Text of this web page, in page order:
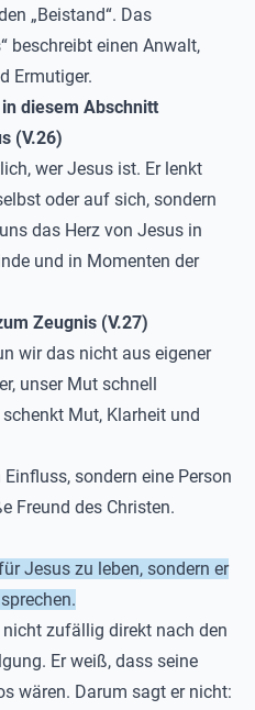
„Beistand“. Das
beschreibt einen Anwalt,
Ermutiger.
diesem Abschnitt
(V.26)
wer Jesus ist. Er lenkt
oder auf sich, sondern
das Herz von Jesus in
und in Momenten der
Zeugnis (V.27)
wir das nicht aus eigener
unser Mut schnell
Mut, Klarheit und
sondern eine Person
Freund des Christen.
Jesus zu leben, sondern er
zufällig direkt nach den
Er weiß, dass seine
wären. Darum sagt er nicht: